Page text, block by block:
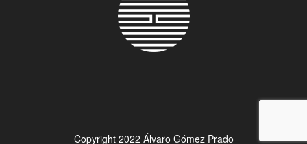
Copyright 2022 Álvaro Gómez Prado